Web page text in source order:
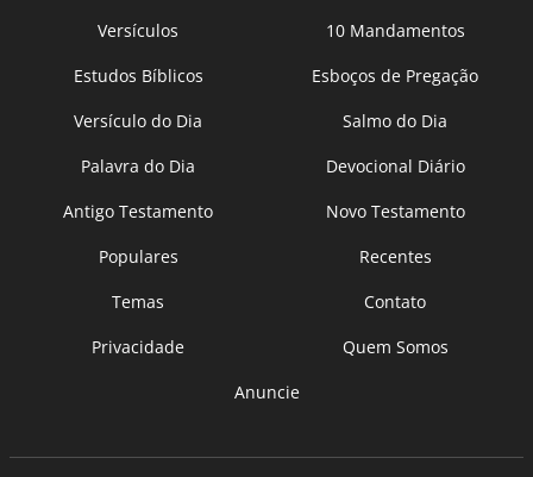
Versículos
10 Mandamentos
Estudos Bíblicos
Esboços de Pregação
Versículo do Dia
Salmo do Dia
Palavra do Dia
Devocional Diário
Antigo Testamento
Novo Testamento
Populares
Recentes
Temas
Contato
Privacidade
Quem Somos
Anuncie